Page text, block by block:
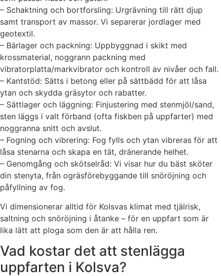
– Schaktning och bortforsling: Urgrävning till rätt djup
samt transport av massor. Vi separerar jordlager med
geotextil.
– Bärlager och packning: Uppbyggnad i skikt med
krossmaterial, noggrann packning med
vibratorplatta/markvibrator och kontroll av nivåer och fall.
– Kantstöd: Sätts i betong eller på sättbädd för att låsa
ytan och skydda gräsytor och rabatter.
– Sättlager och läggning: Finjustering med stenmjöl/sand,
sten läggs i valt förband (ofta fiskben på uppfarter) med
noggranna snitt och avslut.
– Fogning och vibrering: Fog fylls och ytan vibreras för att
låsa stenarna och skapa en tät, dränerande helhet.
– Genomgång och skötselråd: Vi visar hur du bäst sköter
din stenyta, från ogräsförebyggande till snöröjning och
påfyllning av fog.
Vi dimensionerar alltid för Kolsvas klimat med tjälrisk,
saltning och snöröjning i åtanke – för en uppfart som är
lika lätt att ploga som den är att hålla ren.
Vad kostar det att stenlägga
uppfarten i Kolsva?